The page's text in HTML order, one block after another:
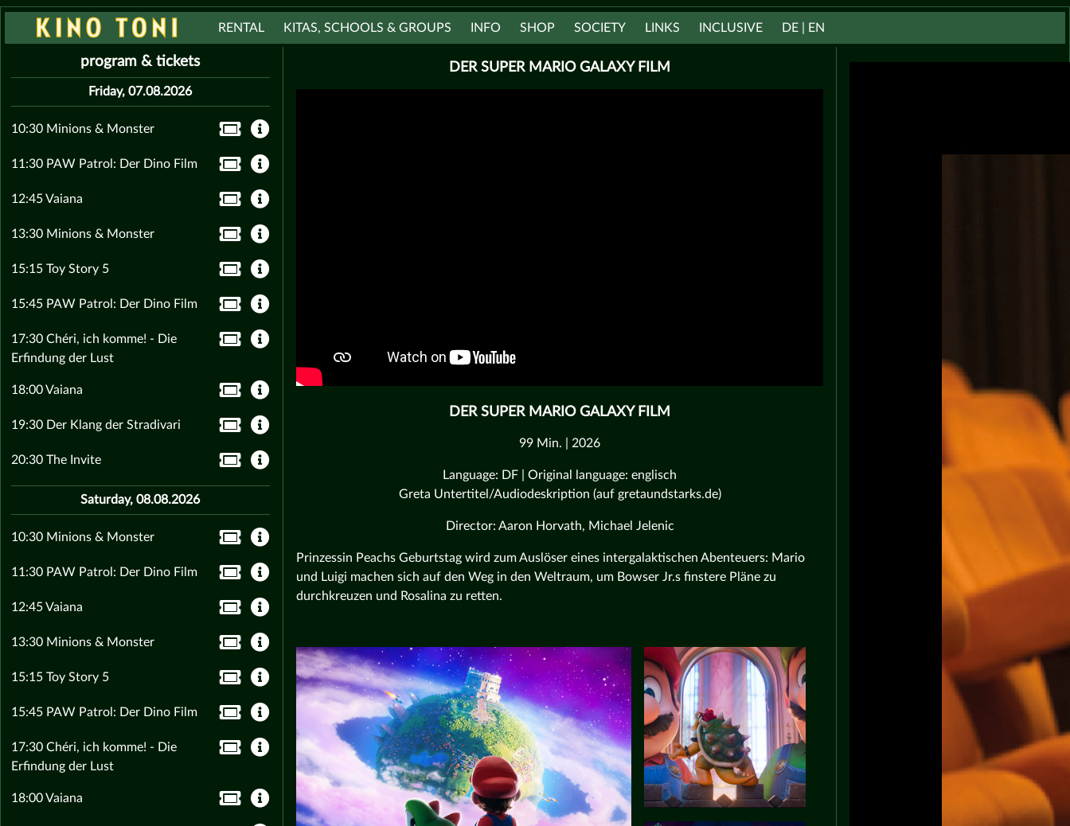
RENTAL KITAS, SCHOOLS & GROUPS INFO SHOP SOCIETY LINKS INCLUSIVE DE | EN
DER SUPER MARIO GALAXY FILM
DER SUPER MARIO GALAXY FILM
99 Min. | 2026
Language: DF | Original language: englisch
Greta Untertitel/Audiodeskription (auf gretaundstarks.de)
Director: Aaron Horvath, Michael Jelenic
Prinzessin Peachs Geburtstag wird zum Auslöser eines intergalaktischen Abenteuers: Mario
und Luigi machen sich auf den Weg in den Weltraum, um Bowser Jr.s finstere Pläne zu
durchkreuzen und Rosalina zu retten.
program & tickets
Friday, 07.08.2026
10:30 Minions & Monster
11:30 PAW Patrol: Der Dino Film
12:45 Vaiana
13:30 Minions & Monster
15:15 Toy Story 5
15:45 PAW Patrol: Der Dino Film
17:30 Chéri, ich komme! - Die
Erfindung der Lust
18:00 Vaiana
19:30 Der Klang der Stradivari
20:30 The Invite
Saturday, 08.08.2026
10:30 Minions & Monster
11:30 PAW Patrol: Der Dino Film
12:45 Vaiana
13:30 Minions & Monster
15:15 Toy Story 5
15:45 PAW Patrol: Der Dino Film
17:30 Chéri, ich komme! - Die
Erfindung der Lust
18:00 Vaiana